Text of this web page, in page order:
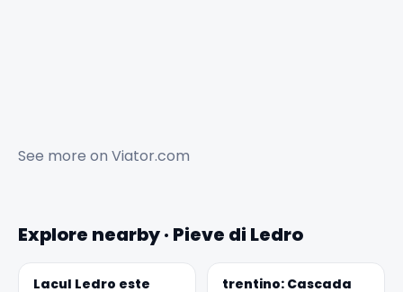
See more on Viator.com
Explore nearby · Pieve di Ledro
Lacul Ledro este
trentino: Cascada